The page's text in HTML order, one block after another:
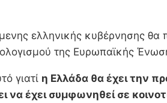
ελληνικής κυβέρνησης
της Ευρωπαϊκής
γιατί η Ελλάδα θα έχει την
να έχει συμφωνηθεί σε